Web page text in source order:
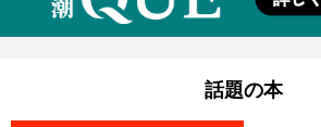
話題の本